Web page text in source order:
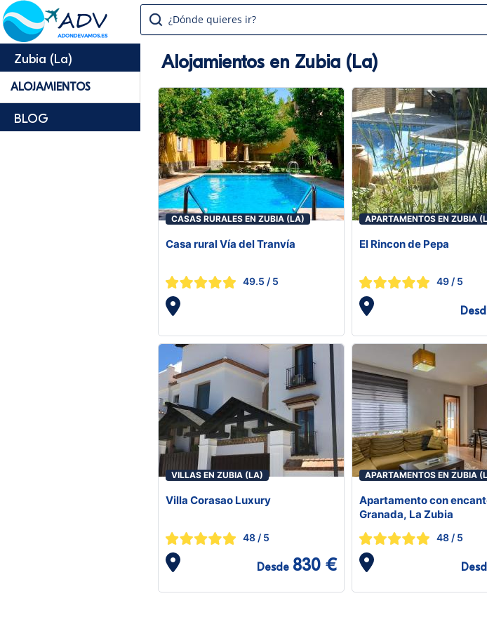
¿Dónde quieres ir?
Zubia (La)
ALOJAMIENTOS
BLOG
Alojamientos en Zubia (La)
CASAS RURALES EN ZUBIA (LA)
Casa rural Vía del Tranvía
49.5 / 5
APARTAMENTOS EN ZUBIA
El Rincon de Pepa
49 / 5
VILLAS EN ZUBIA (LA)
Villa Corasao Luxury
48 / 5
Desde 830 €
APARTAMENTOS EN ZUBIA
Apartamento con
Granada, La Zubia
48 / 5